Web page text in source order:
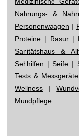
Nahrungs- &
Personenwaagen |
Proteine | Rasur|
Sanitätshaus &
Sehhilfen | Seife|
Tests & Messgeräte
Wellness |
Mundpflege